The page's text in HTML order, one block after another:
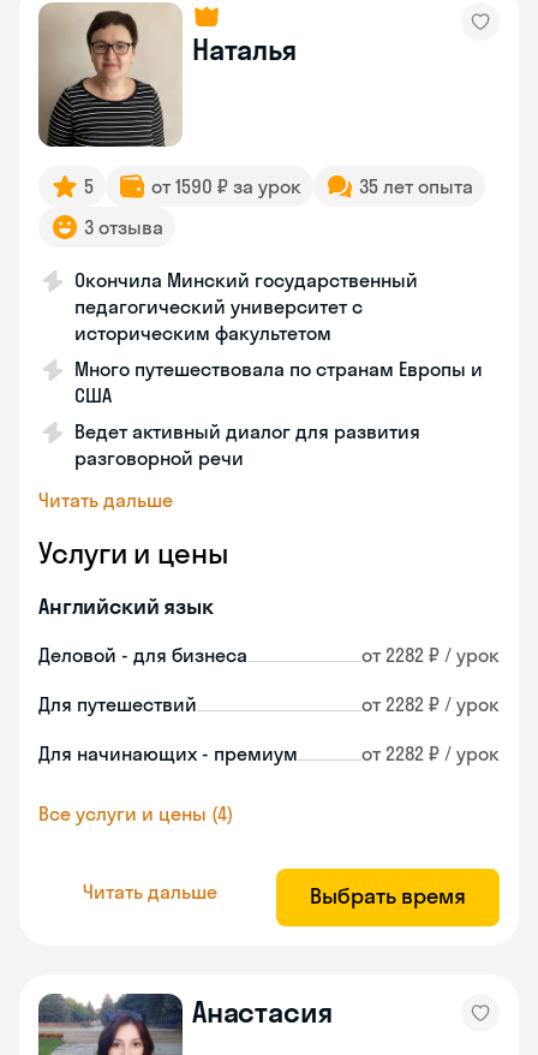
Наталья
5 от 1590 ₽ за урок
35 лет опыта
3 отзыва
Окончила Минский государственный
педагогический университет с
историческим факультетом
Много путешествовала по странам Европы и
США
Ведет активный диалог для развития
разговорной речи
Читать дальше
Услуги и цены
Английский язык
Деловой - для бизнеса от 2282 ₽ / урок
Для путешествий от 2282 ₽ / урок
Для начинающих - премиум от 2282 ₽ / урок
Все услуги и цены (4)
Читать дальше Выбрать время
Анастасия